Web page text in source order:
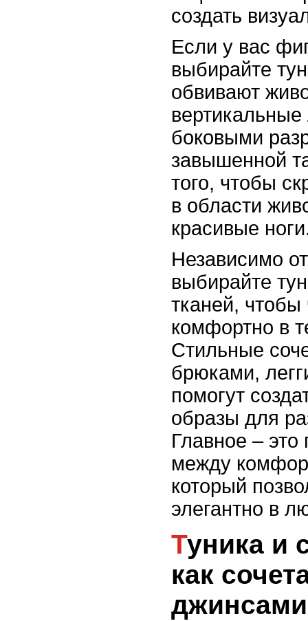
создать
Если у вас
выбирайте
обвивают
боковыми
завышенной
того, чтобы
в области
красивые
Независимо
выбирайте
тканей, чтобы
комфортно в
Стильные
брюками,
помогут
образы для
Главное –
между
который
элегантно в
Туника и стиль casual:
как